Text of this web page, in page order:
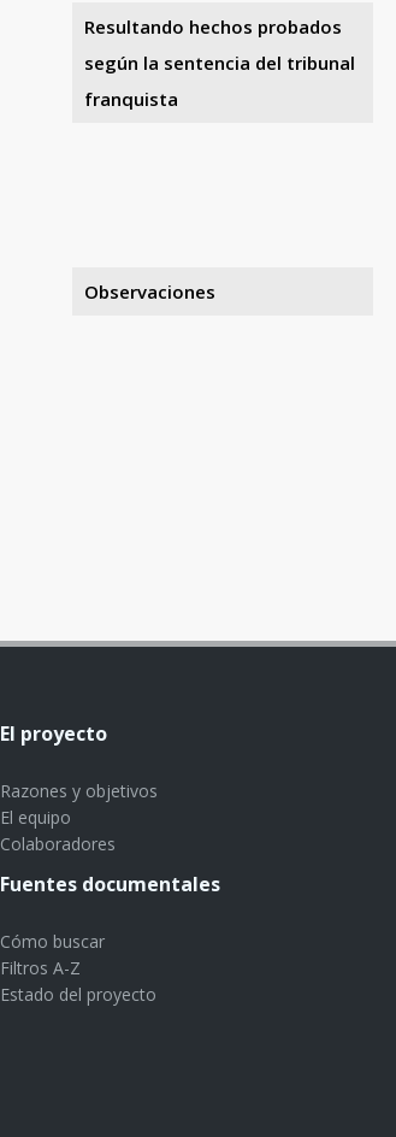
Resultando hechos probados
según la sentencia del tribunal
franquista
Observaciones
El proyecto
Razones y objetivos
El equipo
Colaboradores
Fuentes documentales
Cómo buscar
Filtros A-Z
Estado del proyecto